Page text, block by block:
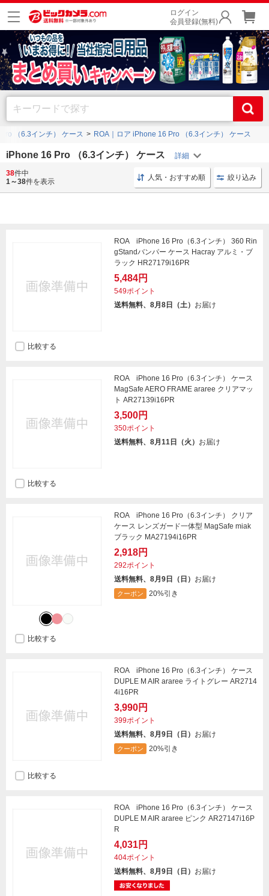
ログイン
会員登録(無料)
（6.3インチ） ケース ROA｜ロア iPhone 16 Pro （6.3インチ） ケース
iPhone 16 Pro （6.3インチ） ケース
shizukawill iPhoneケース iPhoneアクセサリー 耐衝撃
38件中
1～38件を表示 人気・おすすめ順 絞り込み
ROA iPhone 16 Pro（6.3インチ） 360 Rin
gStandバンパー ケース Hacray アルミ・ブ
ラック HR27179i16PR
5,484円
549ポイント
送料無料、8月8日（土） お届け
比較する
ROA iPhone 16 Pro（6.3インチ） ケース
MagSafe AERO FRAME araree クリアマッ
ト AR27139i16PR
3,500円
350ポイント
送料無料、8月11日（火） お届け
比較する
ROA iPhone 16 Pro（6.3インチ） クリア
ケース レンズガード一体型 MagSafe miak
ブラック MA27194i16PR
2,918円
292ポイント
送料無料、8月9日（日） お届け
クーポン 20%引き
比較する
ROA iPhone 16 Pro（6.3インチ） ケース
DUPLE M AIR araree ライトグレー AR2714
4i16PR
3,990円
399ポイント
送料無料、8月9日（日） お届け
クーポン 20%引き
比較する
ROA iPhone 16 Pro（6.3インチ） ケース
DUPLE M AIR araree ピンク AR27147i16P
R
4,031円
404ポイント
送料無料、8月9日（日） お届け